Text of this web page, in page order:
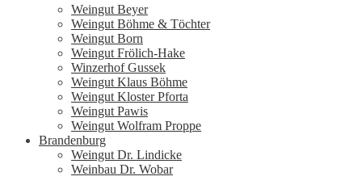
Weingut Beyer
Weingut Böhme & Töchter
Weingut Born
Weingut Frölich-Hake
Winzerhof Gussek
Weingut Klaus Böhme
Weingut Kloster Pforta
Weingut Pawis
Weingut Wolfram Proppe
Brandenburg
Weingut Dr. Lindicke
Weinbau Dr. Wobar